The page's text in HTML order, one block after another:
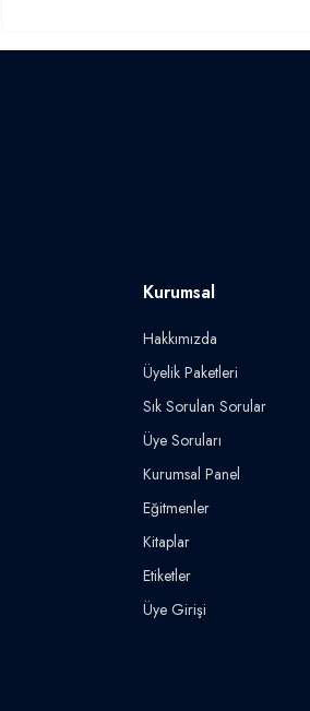
Kurumsal
Hakkımızda
Üyelik Paketleri
Sık Sorulan Sorular
Üye Soruları
Kurumsal Panel
Eğitmenler
Kitaplar
Etiketler
Üye Girişi